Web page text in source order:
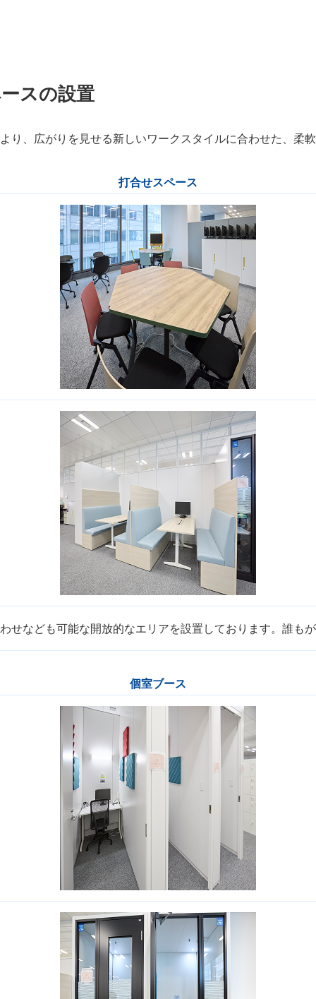
スの設置
り、広がりを見せる新しいワークスタイルに合わせた、柔
打合せスペース
せなども可能な開放的なエリアを設置しております。誰も
個室ブース